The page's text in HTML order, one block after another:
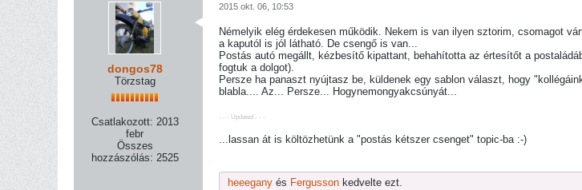
dongos78
Törzstag
Csatlakozott: 2013
febr
Összes
hozzászólás: 2525
2015 okt. 06, 10:53
Némelyik elég érdekesen működik. Nekem is van ilyen sztorim, csomagot
a kaputól is jól látható. De csengő is van...
Postás autó megállt, kézbesítő kipattant, behahította az értesítőt a
fogtuk a dolgot).
Persze ha panaszt nyújtasz be, küldenek egy sablon választ, hogy
blabla.... Az... Persze... Hogynemongyakcsúnyát...
- - - Updated - - -
...lassan át is költözhetünk a "postás kétszer csenget" topic-ba :-)
heeegany és Fergusson kedvelte ezt.